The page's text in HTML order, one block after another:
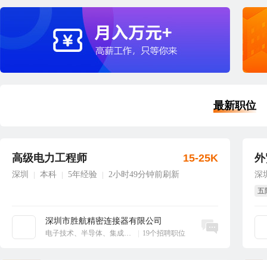
最新职位
高级电力工程师
深圳 本科 5年经验 2小时49分钟前刷新
深圳市胜航精密连接器有限公司
电子技术、半导体、集成电路 19个招聘职位
15-25K
立即沟通
深
五